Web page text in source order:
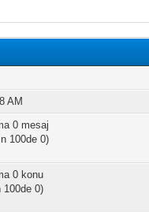
AM
0 mesaj
100de 0)
0 konu
100de 0)